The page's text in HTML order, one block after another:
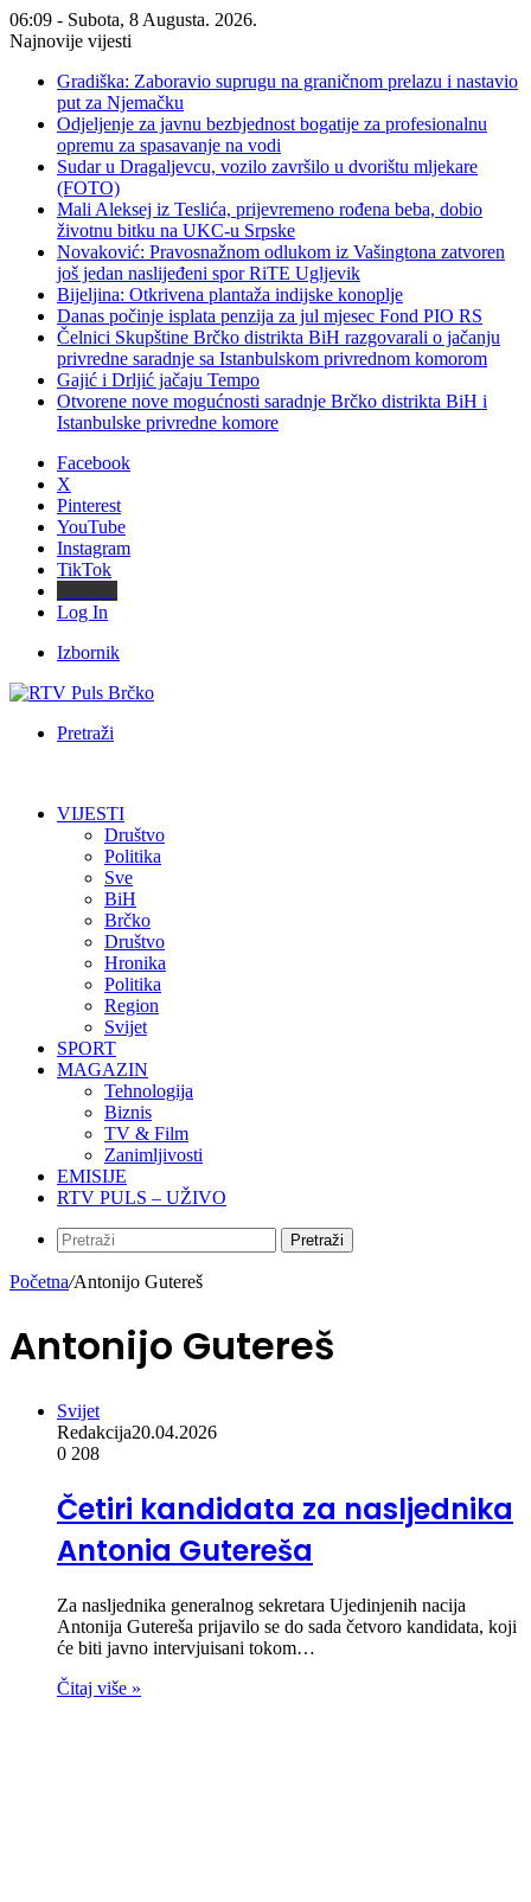
06:09 - Subota, 8 Augusta. 2026.
Najnovije vijesti
Gradiška: Zaboravio suprugu na graničnom prelazu i nastavio
put za Njemačku
Odjeljenje za javnu bezbjednost bogatije za profesionalnu
opremu za spasavanje na vodi
Sudar u Dragaljevcu, vozilo završilo u dvorištu mljekare
(FOTO)
Mali Aleksej iz Teslića, prijevremeno rođena beba, dobio
životnu bitku na UKC-u Srpske
Novaković: Pravosnažnom odlukom iz Vašingtona zatvoren
još jedan naslijeđeni spor RiTE Ugljevik
Bijeljina: Otkrivena plantaža indijske konoplje
Danas počinje isplata penzija za jul mjesec Fond PIO RS
Čelnici Skupštine Brčko distrikta BiH razgovarali o jačanju
privredne saradnje sa Istanbulskom privrednom komorom
Gajić i Drljić jačaju Tempo
Otvorene nove mogućnosti saradnje Brčko distrikta BiH i
Istanbulske privredne komore
Facebook
X
Pinterest
YouTube
Instagram
TikTok
Log In
Izbornik
Pretraži
VIJESTI
Društvo
Politika
Sve
BiH
Brčko
Društvo
Hronika
Politika
Region
Svijet
SPORT
MAGAZIN
Tehnologija
Biznis
TV & Film
Zanimljivosti
EMISIJE
RTV PULS – UŽIVO
Pretraži
Početna/Antonijo Gutereš
Antonijo Gutereš
Svijet
Redakcija20.04.2026
0 208
Četiri kandidata za nasljednika
Antonia Gutereša
Za nasljednika generalnog sekretara Ujedinjenih nacija
Antonija Gutereša prijavilo se do sada četvoro kandidata, koji
će biti javno intervjuisani tokom…
Čitaj više »